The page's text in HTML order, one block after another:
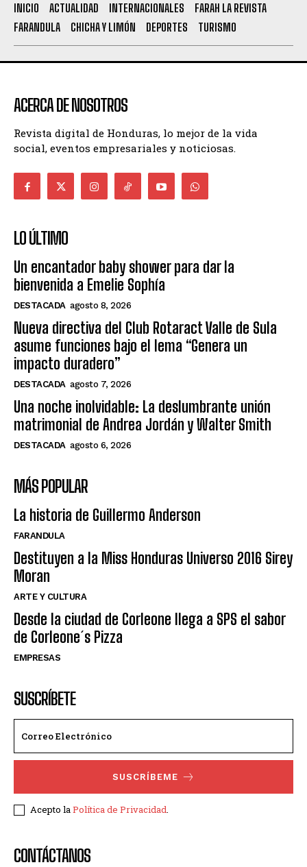
INICIO ACTUALIDAD INTERNACIONALES
FARAH LA REVISTA
FARANDULA
CHICHA Y LIMÓN DEPORTES TURISMO
ACERCA DE NOSOTROS
Revista digital de Honduras, lo mejor de la vida
social, eventos empresariales y noticiosas.
LO ÚLTIMO
Un encantador baby shower para dar la
bienvenida a Emelie Sophía
DESTACADA agosto 8, 2026
Nueva directiva del Club Rotaract Valle de Sula
asume funciones bajo el lema “Genera un
impacto duradero”
DESTACADA agosto 7, 2026
Una noche inolvidable: La deslumbrante unión
matrimonial de Andrea Jordán y Walter Smith
DESTACADA agosto 6, 2026
MÁS POPULAR
La historia de Guillermo Anderson
FARANDULA
Destituyen a la Miss Honduras Universo 2016 Sirey
Moran
ARTE Y CULTURA
Desde la ciudad de Corleone llega a SPS el sabor
de Corleone´s Pizza
EMPRESAS
SUSCRÍBETE
SUSCRÍBEME
Acepto laPolítica de Privacidad.
CONTÁCTANOS